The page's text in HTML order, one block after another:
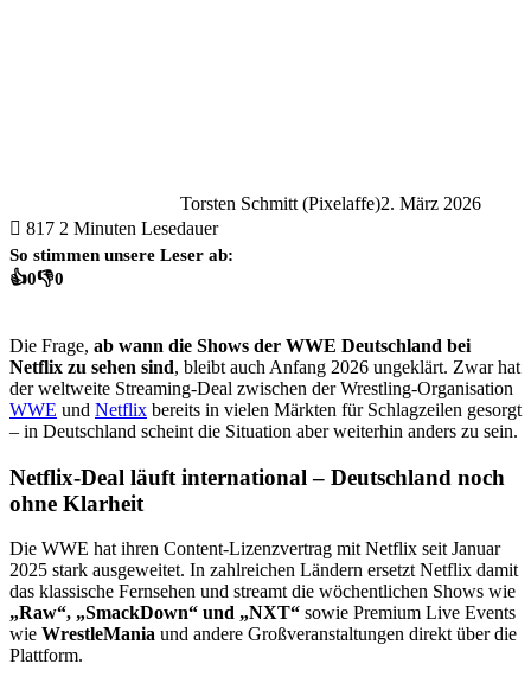
Torsten Schmitt (Pixelaffe)2. März 2026
817 2 Minuten Lesedauer
So stimmen unsere Leser ab:
👍0👎0
Die Frage, ab wann die Shows der WWE Deutschland bei
Netflix zu sehen sind, bleibt auch Anfang 2026 ungeklärt. Zwar hat
der weltweite Streaming-Deal zwischen der Wrestling-Organisation
WWE und Netflix bereits in vielen Märkten für Schlagzeilen gesorgt
– in Deutschland scheint die Situation aber weiterhin anders zu sein.
Netflix-Deal läuft international – Deutschland noch
ohne Klarheit
Die WWE hat ihren Content-Lizenzvertrag mit Netflix seit Januar
2025 stark ausgeweitet. In zahlreichen Ländern ersetzt Netflix damit
das klassische Fernsehen und streamt die wöchentlichen Shows wie
„Raw“, „SmackDown“ und „NXT“ sowie Premium Live Events
wie WrestleMania und andere Großveranstaltungen direkt über die
Plattform.